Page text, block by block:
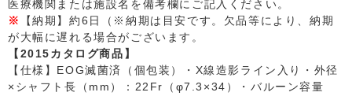
医療機関または施設名を備考欄にご記入ください。
※
【納期】約6日（※納期は目安です。欠品等により、納期
が大幅に遅れる場合がございます。
【2015カタログ商品】
【仕様】EOG滅菌済（個包装）・X線造影ライン入り・外径
×シャフト長（mm）：22Fr（φ7.3×34）・バルーン容量